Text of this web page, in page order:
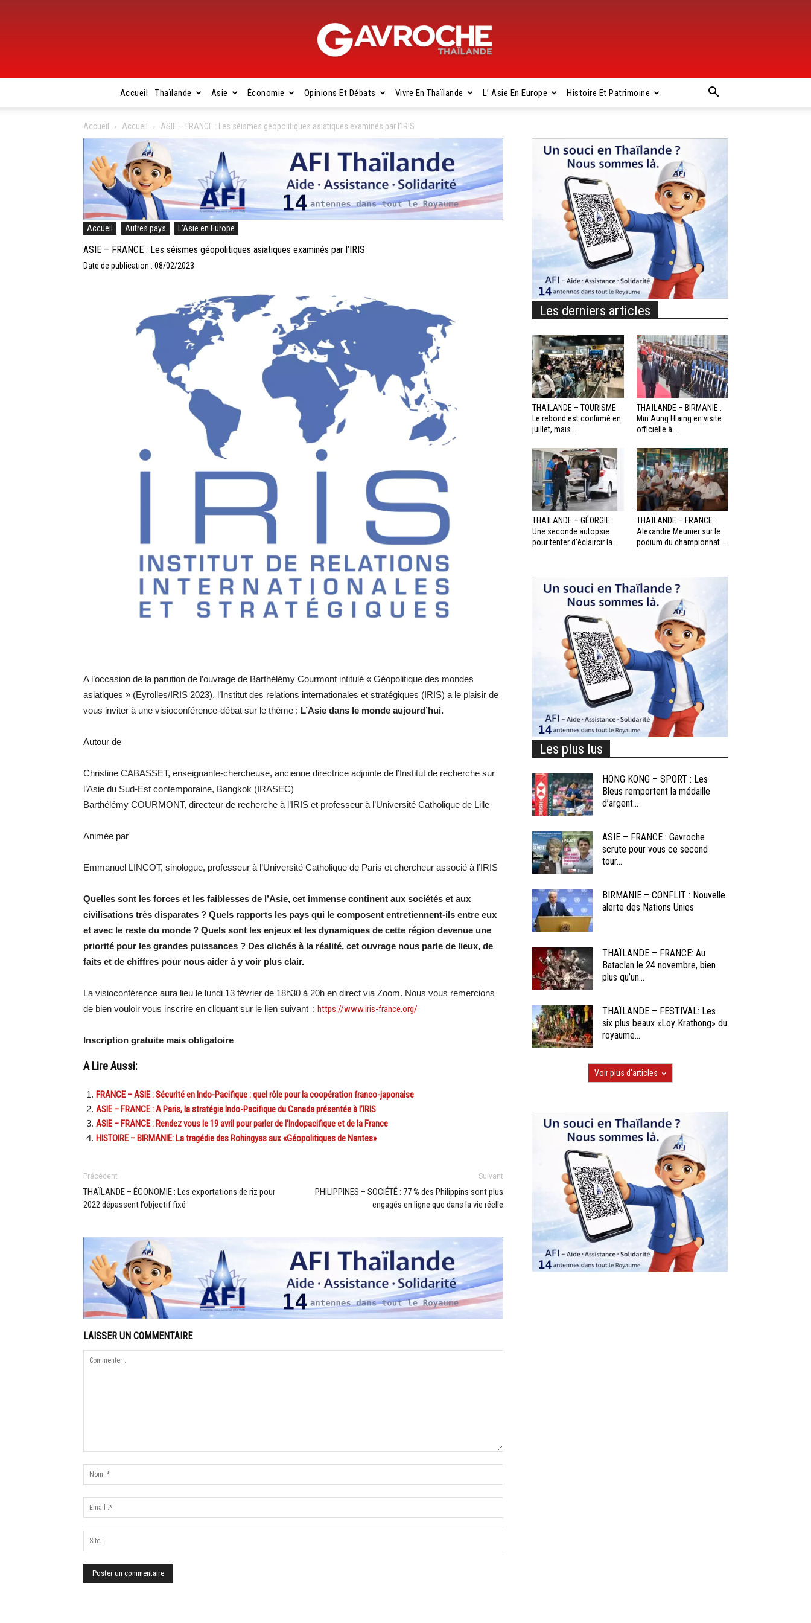
Gavroche
Thaïlande
Accueil Thaïlande Asie Économie Opinions Et Débats Vivre En Thaïlande L’ Asie En Europe Histoire Et Patrimoine
Accueil Accueil ASIE – FRANCE : Les séismes géopolitiques asiatiques examinés par l’IRIS
Accueil Autres pays L'Asie en Europe
ASIE – FRANCE : Les séismes géopolitiques asiatiques examinés par l’IRIS
Date de publication : 08/02/2023
A l’occasion de la parution de l’ouvrage de Barthélémy Courmont intitulé « Géopolitique des mondes
asiatiques » (Eyrolles/IRIS 2023), l’Institut des relations internationales et stratégiques (IRIS) a le plaisir de
vous inviter à une visioconférence-débat sur le thème : L’Asie dans le monde aujourd’hui.
Autour de
Christine CABASSET, enseignante-chercheuse, ancienne directrice adjointe de l’Institut de recherche sur
l’Asie du Sud-Est contemporaine, Bangkok (IRASEC)
Barthélémy COURMONT, directeur de recherche à l’IRIS et professeur à l’Université Catholique de Lille
Animée par
Emmanuel LINCOT, sinologue, professeur à l’Université Catholique de Paris et chercheur associé à l’IRIS
Quelles sont les forces et les faiblesses de l’Asie, cet immense continent aux sociétés et aux
civilisations très disparates ? Quels rapports les pays qui le composent entretiennent-ils entre eux
et avec le reste du monde ? Quels sont les enjeux et les dynamiques de cette région devenue une
priorité pour les grandes puissances ? Des clichés à la réalité, cet ouvrage nous parle de lieux, de
faits et de chiffres pour nous aider à y voir plus clair.
La visioconférence aura lieu le lundi 13 février de 18h30 à 20h en direct via Zoom. Nous vous remercions
de bien vouloir vous inscrire en cliquant sur le lien suivant : https://www.iris-france.org/
Inscription gratuite mais obligatoire
A Lire Aussi:
FRANCE – ASIE : Sécurité en Indo-Pacifique : quel rôle pour la coopération franco-japonaise
ASIE – FRANCE : A Paris, la stratégie Indo-Pacifique du Canada présentée à l’IRIS
ASIE – FRANCE : Rendez vous le 19 avril pour parler de l’Indopacifique et de la France
HISTOIRE – BIRMANIE: La tragédie des Rohingyas aux «Géopolitiques de Nantes»
Précédent
THAÏLANDE – ÉCONOMIE : Les exportations de riz pour
2022 dépassent l’objectif fixé
Suivant
PHILIPPINES – SOCIÉTÉ : 77 % des Philippins sont plus
engagés en ligne que dans la vie réelle
LAISSER UN COMMENTAIRE
Les derniers articles
THAÏLANDE – TOURISME :
Le rebond est confirmé en
juillet, mais...
THAÏLANDE – BIRMANIE :
Min Aung Hlaing en visite
officielle à...
THAÏLANDE – GÉORGIE :
Une seconde autopsie
pour tenter d’éclaircir la...
THAÏLANDE – FRANCE :
Alexandre Meunier sur le
podium du championnat...
Les plus lus
HONG KONG – SPORT : Les
Bleus remportent la médaille
d’argent...
ASIE – FRANCE : Gavroche
scrute pour vous ce second
tour...
BIRMANIE – CONFLIT : Nouvelle
alerte des Nations Unies
THAÏLANDE – FRANCE: Au
Bataclan le 24 novembre, bien
plus qu’un...
THAÏLANDE – FESTIVAL: Les
six plus beaux «Loy Krathong» du
royaume...
Voir plus d'articles